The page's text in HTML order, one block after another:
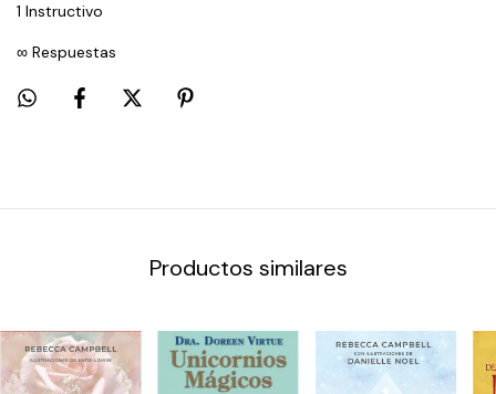
1 Instructivo
∞ Respuestas
Productos similares